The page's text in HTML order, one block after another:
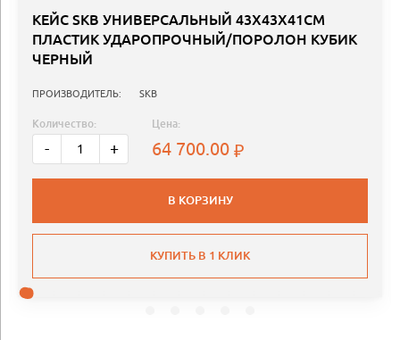
КЕЙС SKB УНИВЕРСАЛЬНЫЙ 43Х43Х41СМ
ПЛАСТИК УДАРОПРОЧНЫЙ/ПОРОЛОН КУБИК
ЧЕРНЫЙ
ПРОИЗВОДИТЕЛЬ: SKB
Количество:
- +
Цена:
64 700.00
В КОРЗИНУ
КУПИТЬ В 1 КЛИК